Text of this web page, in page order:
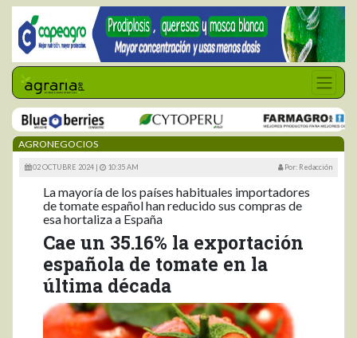
AGRONEGOCIOS
02 OCTUBRE 2024 | 10:35 AM Por: Redacción
La mayoría de los países habituales importadores
de tomate español han reducido sus compras de
esa hortaliza a España
Cae un 35.16% la exportación
española de tomate en la
última década